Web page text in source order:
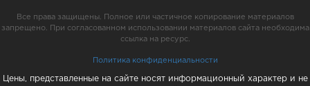
Все права защищены. Полное или частичное копирование материалов
запрещено. При согласованном использовании материалов сайта необходима
ссылка на ресурс.
Политика конфиденциальности
Цены, представленные на сайте носят информационный характер и не